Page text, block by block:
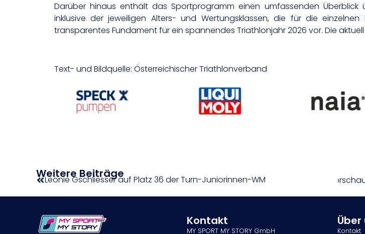
Darüber hinaus enthält das Sportprogramm einen umfassenden
inklusive der jeweiligen Alters- und Wertungsklassen, die für die
transparentes Fundament für ein spannendes Triathlonjahr 2026 vor. Die
Text- und Bildquelle: Österreichischer Triathlonverband
Weitere Beiträge
Leonie Gschliesser auf Platz 36 der Turn-Juniorinnen-WM
Kontakt
MY SPORT MY STORY GmbH
Über
Kontakt